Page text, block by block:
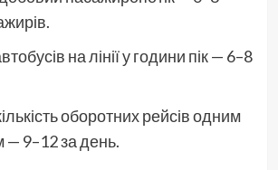
на лінії у години пік — 6–8
оборотних рейсів одним
— 9–12 за день.